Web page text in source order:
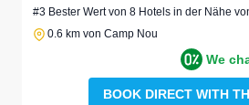
#3 Bester Wert von 8 Hotels in der Nähe
0.6 km von Camp Nou
We
BOOK DIRECT WITH